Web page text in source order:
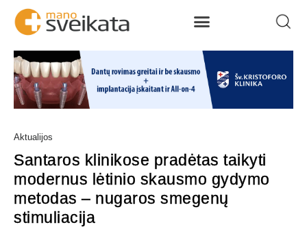
Aktualijos
Santaros klinikose pradėtas taikyti
modernus lėtinio skausmo gydymo
metodas – nugaros smegenų
stimuliacija